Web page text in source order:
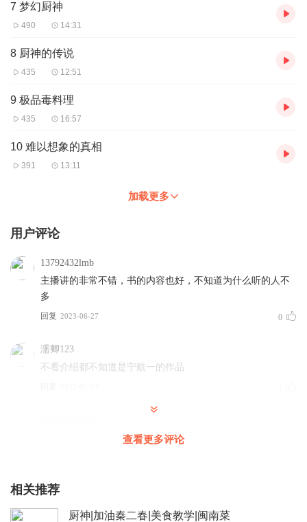
7 梦幻厨神
490 14:31
8 厨神的传说
435 12:51
9 极品毒料理
435 16:57
10 难以想象的真相
391 13:11
加载更多
用户评论
13792432lmb
主播讲的非常不错，书的内容也好，不知道为什么听的人不
多
回复 2023-06-27 0
濡卿123
不看介绍都不知道是宁航一的作品
主播讲的很好呀 几年前就在一直听
查看更多评论
相关推荐
厨神|加油秦二春|美食教学|闽南菜